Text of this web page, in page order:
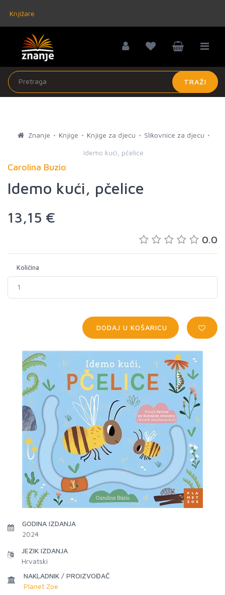
Knjižare
TRAŽI
Znanje Knjige Knjige za djecu Slikovnice za djecu
Idemo kući, pčelice
Carolina Buzio
Idemo kući, pčelice
13,15 €
0.0
Količina
DODAJ U KOŠARICU
GODINA IZDANJA
2024
JEZIK IZDANJA
Hrvatski
NAKLADNIK / PROIZVOĐAČ
Planet Zoe